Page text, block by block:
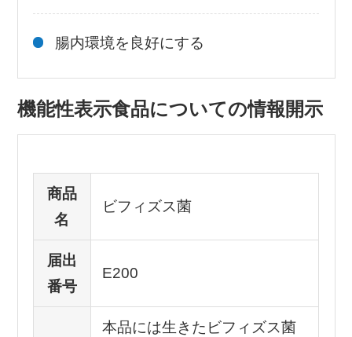
腸内環境を良好にする
機能性表示食品についての情報開示
商品
名
ビフィズス菌
届出
番号
E200
本品には生きたビフィズス菌